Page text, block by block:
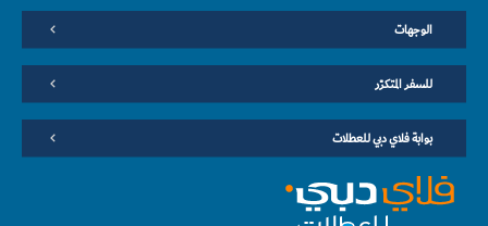
الوجهات
للسفر المتكرّر
بوابة فلاي دبي للعطلات